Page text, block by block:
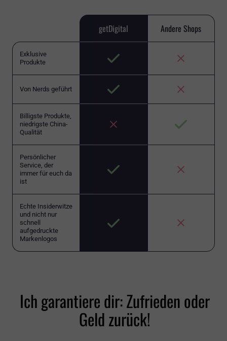
getDigital Andere Shops
Exklusive
Produkte
Von Nerds geführt
Billigste Produkte,
niedrigste China-
Qualität
Persönlicher
Service, der
immer für euch da
ist
Echte Insiderwitze
und nicht nur
schnell
aufgedruckte
Markenlogos
Ich garantiere dir: Zufrieden oder
Geld zurück!